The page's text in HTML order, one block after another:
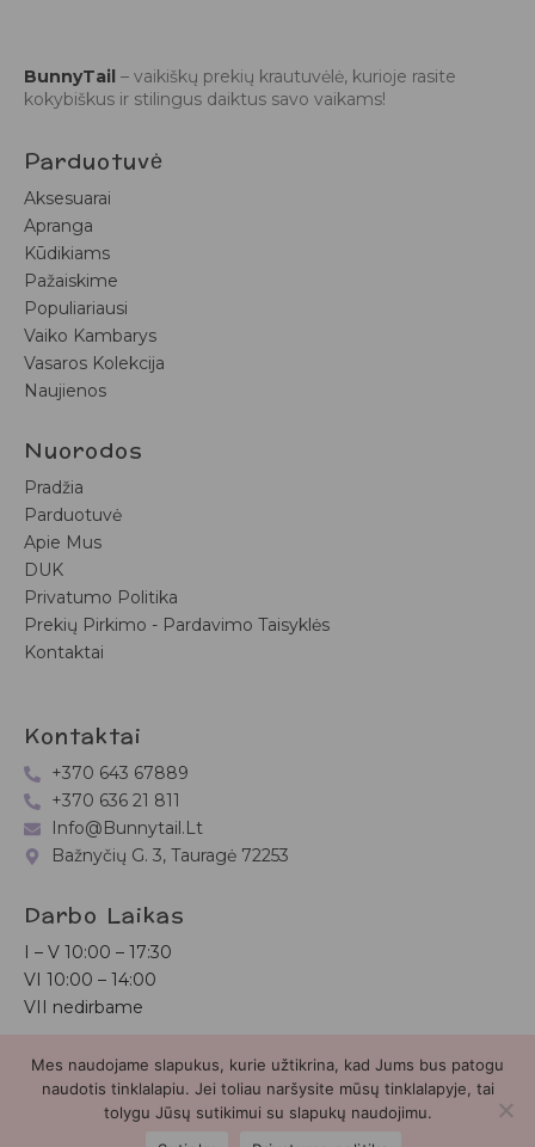
BunnyTail – vaikiškų prekių krautuvėlė, kurioje rasite
kokybiškus ir stilingus daiktus savo vaikams!
Parduotuvė
Aksesuarai
Apranga
Kūdikiams
Pažaiskime
Populiariausi
Vaiko Kambarys
Vasaros Kolekcija
Naujienos
Nuorodos
Pradžia
Parduotuvė
Apie Mus
DUK
Privatumo Politika
Prekių Pirkimo - Pardavimo Taisyklės
Kontaktai
Kontaktai
+370 643 67889
+370 636 21 811
Info@bunnytail.lt
Bažnyčių G. 3, Tauragė 72253
Darbo Laikas
I – V 10:00 – 17:30
VI 10:00 – 14:00
VII nedirbame
Bunnytail.lt| Copyright 2026 | Svetainė sukurtaMyra.lt
Mes naudojame slapukus, kurie užtikrina, kad Jums bus patogu
naudotis tinklalapiu. Jei toliau naršysite mūsų tinklalapyje, tai
tolygu Jūsų sutikimui su slapukų naudojimu.